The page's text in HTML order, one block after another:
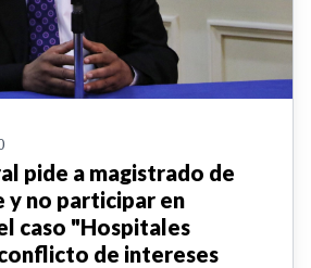
pide a magistrado de
y no participar en
caso "Hospitales
de intereses